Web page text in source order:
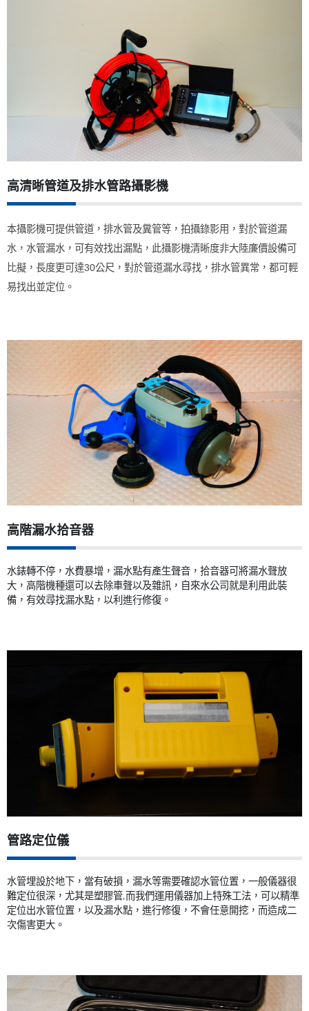
高清晰管道及排水管路攝影機
本攝影機可提供管道，排水管及糞管等，拍攝錄影用，對於管道漏
水，水管漏水，可有效找出漏點，此攝影機清晰度非大陸廉價設備可
比擬，長度更可達30公尺，對於管道漏水尋找，排水管異常，都可輕
易找出並定位。
高階漏水拾音器
水錶轉不停，水費暴增，漏水點有產生聲音，拾音器可將漏水聲放
大，高階機種還可以去除車聲以及雜訊，自來水公司就是利用此裝
備，有效尋找漏水點，以利進行修復。
管路定位儀
水管埋設於地下，當有破損，漏水等需要確認水管位置，一般儀器很
難定位很深，尤其是塑膠管,而我們運用儀器加上特殊工法，可以精準
定位出水管位置，以及漏水點，進行修復，不會任意開挖，而造成二
次傷害更大。